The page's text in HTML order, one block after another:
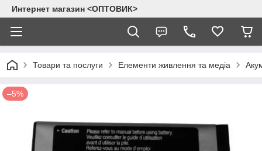
Интернет магазин <ОПТОВИК>
Товари та послуги Елементи живлення та медіа
–5%